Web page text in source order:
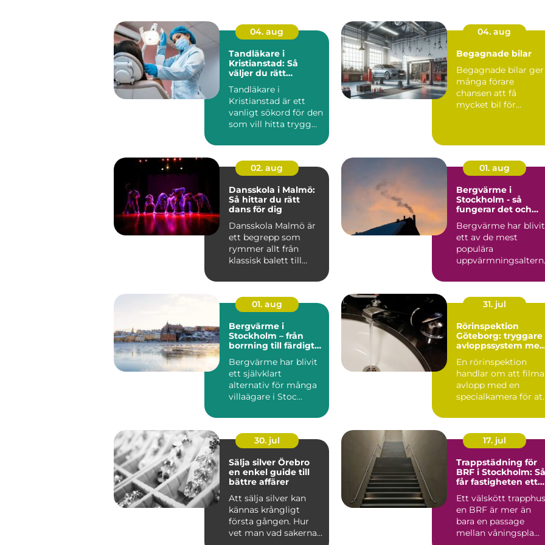
04. aug
Tandläkare i
Kristianstad: Så
väljer du rätt
Skåne
Tandläkare i
Kristianstad är ett
vanligt sökord för den
som vill hitta trygg
04. aug
Begagnade bilar
Begagnade bilar ger
många förare
chansen att få
mycket bil för
02. aug
Dansskola i Malmö:
Så hittar du rätt
dans för dig
Dansskola Malmö är
ett begrepp som
rymmer allt från
klassisk balett till
01. aug
Bergvärme i
Stockholm - så
fungerar det och
Bergvärme har blivit
ett av de mest
populära
01. aug
Bergvärme i
Stockholm – från
borrning till färdigt
Bergvärme har blivit
ett självklart
alternativ för många
villaägare i Stoc...
31. jul
Rörinspektion
Göteborg: tryggare
avloppssystem med
En rörinspektion
handlar om att filma
avlopp med en
specialkamera för
30. jul
Sälja silver Örebro
en enkel guide till
bättre affärer
Att sälja silver kan
kännas krångligt
första gången. Hur
vet man vad sakerna
17. jul
Trappstädning för
BRF i Stockholm: Så
får fastigheten ett
trapphus
Ett välskött
en BRF är mer än
bara en passage
mellan våningspla...